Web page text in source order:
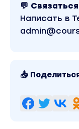
Неделя 1. Как
внедрять его
Преридинг № 1
почему
💬
Написать в
📤